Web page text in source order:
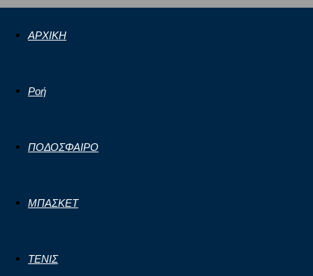
ΑΡΧΙΚΗ
Ροή
ΠΟΔΟΣΦΑΙΡΟ
ΜΠΑΣΚΕΤ
ΤΕΝΙΣ